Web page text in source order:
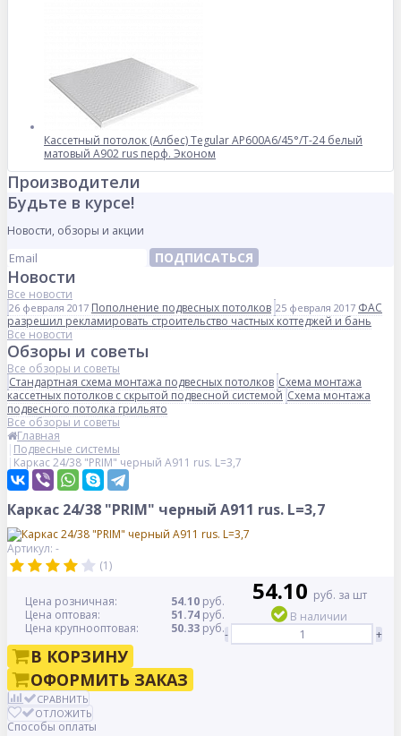
Кассетный потолок (Албес) Tegular AP600A6/45°/Т-24 белый
матовый А902 rus перф. Эконом
Производители
Будьте в курсе!
Новости, обзоры и акции
ПОДПИСАТЬСЯ
Новости
Все новости
26 февраля 2017 Пополнение подвесных потолков 25 февраля 2017 ФАС
разрешил рекламировать строительство частных коттеджей и бань
Все новости
Обзоры и советы
Все обзоры и советы
Стандартная схема монтажа подвесных потолков Схема монтажа
кассетных потолков с скрытой подвесной системой Схема монтажа
подвесного потолка грильято
Все обзоры и советы
Главная
Подвесные системы
Каркас 24/38 "PRIM" черный А911 rus. L=3,7
Каркас 24/38 "PRIM" черный А911 rus. L=3,7
Артикул: -
(1)
Цена розничная: 54.10 руб.
Цена оптовая:
51.74 руб.
Цена крупнооптовая:
50.33 руб.
54.10 руб. за шт
В наличии
-
+
В КОРЗИНУ
ОФОРМИТЬ ЗАКАЗ
СРАВНИТЬ
ОТЛОЖИТЬ
Способы оплаты